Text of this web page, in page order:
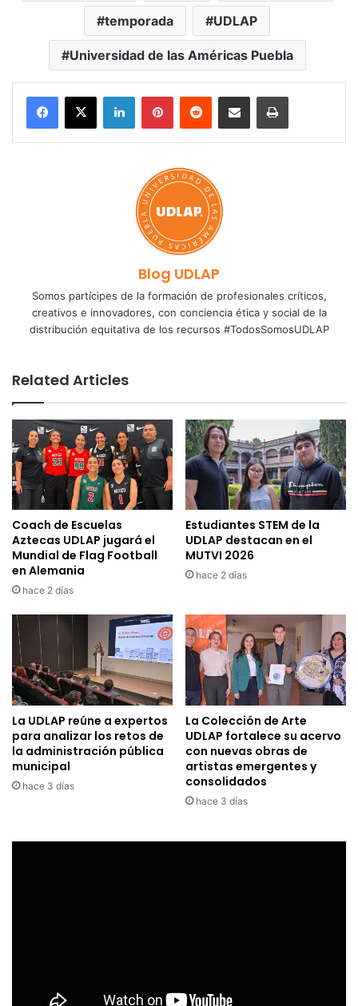
temporada UDLAP
Universidad de las Américas Puebla
LinkedInPinterestReddit Share via Email Print
Blog UDLAP
Somos partícipes de la formación de profesionales críticos,
creativos e innovadores, con conciencia ética y social de la
distribución equitativa de los recursos #TodosSomosUDLAP
Related Articles
Coach de Escuelas
Aztecas UDLAP jugará el
Mundial de Flag Football
en Alemania
hace 2 días
Estudiantes STEM de la
UDLAP destacan en el
MUTVI 2026
hace 2 días
La UDLAP reúne a expertos
para analizar los retos de
la administración pública
municipal
hace 3 días
La Colección de Arte
UDLAP fortalece su acervo
con nuevas obras de
artistas emergentes y
consolidados
hace 3 días